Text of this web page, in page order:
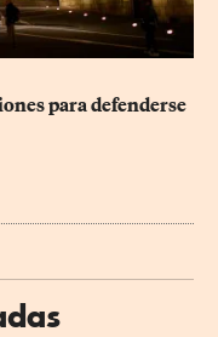
para defenderse